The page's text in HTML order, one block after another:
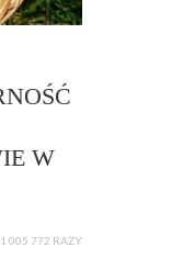
W
005 772 RAZY